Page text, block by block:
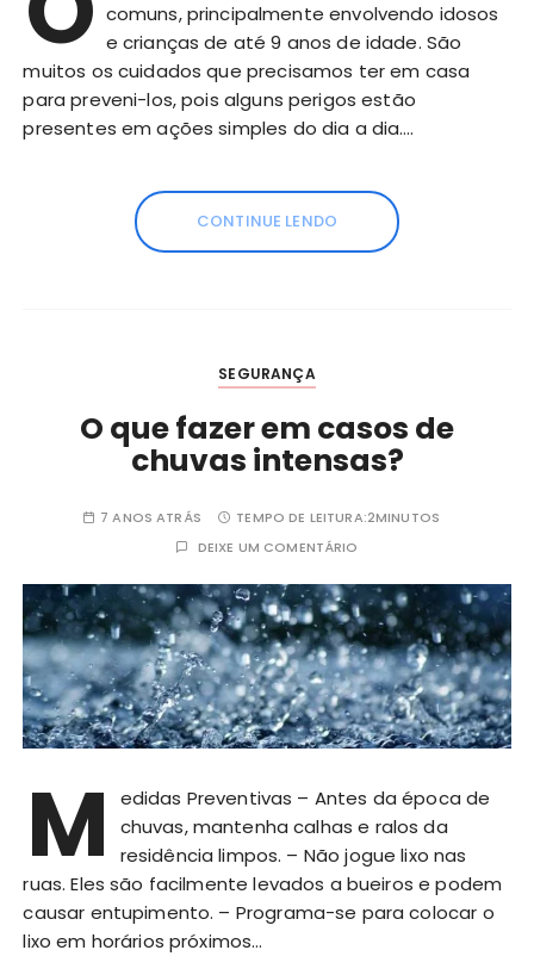
comuns, principalmente envolvendo idosos
e crianças de até 9 anos de idade. São
muitos os cuidados que precisamos ter em casa
para preveni-los, pois alguns perigos estão
presentes em ações simples do dia a dia….
CONTINUE LENDO
SEGURANÇA
O que fazer em casos de
chuvas intensas?
7 ANOS ATRÁS TEMPO DE LEITURA:2MINUTOS
DEIXE UM COMENTÁRIO
M
edidas Preventivas – Antes da época de
chuvas, mantenha calhas e ralos da
residência limpos. – Não jogue lixo nas
ruas. Eles são facilmente levados a bueiros e podem
causar entupimento. – Programa-se para colocar o
lixo em horários próximos…